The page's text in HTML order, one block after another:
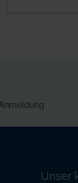
Unser